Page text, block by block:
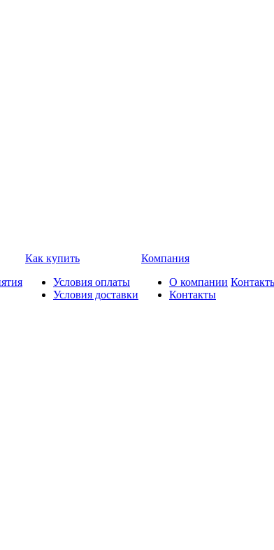
Как купить
Условия оплаты
Условия доставки
Компания
О компании
Контакты